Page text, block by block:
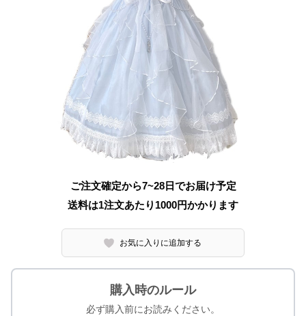
ご注文確定から7~28日でお届け予定
送料は1注文あたり 1000円かかります
お気に入りに追加する
購入時のルール
必ず購入前にお読みください。